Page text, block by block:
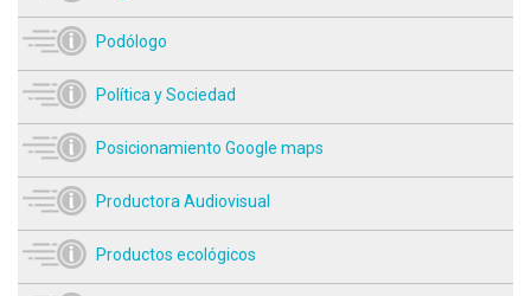
Podólogo
Política y Sociedad
Posicionamiento Google maps
Productora Audiovisual
Productos ecológicos